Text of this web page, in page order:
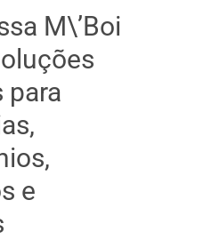
M\’Boi
para
e